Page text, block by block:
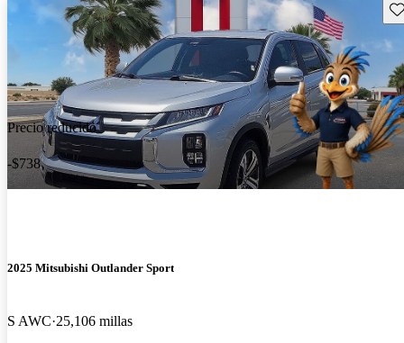
Precio reducido
-$738
2025 Mitsubishi Outlander Sport
S AWC 25,106 millas